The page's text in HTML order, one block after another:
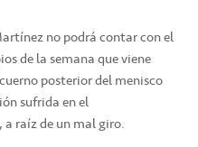
no podrá contar con el
de la semana que viene
posterior del menisco
sufrida en el
raíz de un mal giro.